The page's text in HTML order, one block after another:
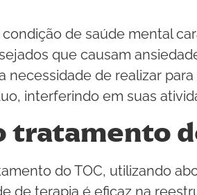
de saúde mental
que causam
de realizar para
interferindo em suas
tratamento
do TOC, utilizando